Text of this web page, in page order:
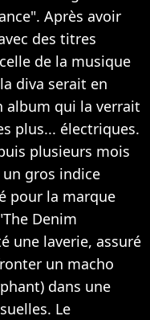
Après avoir
des titres
de la musique
diva serait en
album qui la verrait
plus... électriques.
plusieurs mois
gros indice
pour la marque
Denim
une laverie, assuré
un macho
dans une
Le